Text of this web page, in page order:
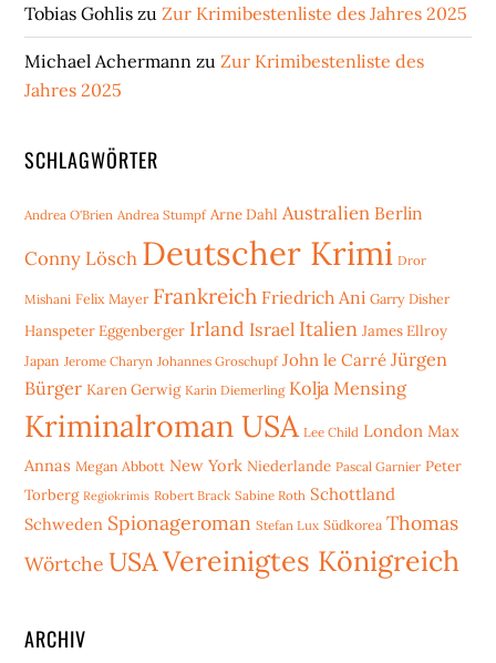
Tobias Gohlis zuZur Krimibestenliste des Jahres 2025
Michael Achermann zuZur Krimibestenliste des
Jahres 2025
SCHLAGWÖRTER
Andrea O'Brien Andrea Stumpf Arne Dahl Australien Berlin
Conny Lösch Deutscher Krimi Dror
Mishani Felix Mayer Frankreich Friedrich Ani Garry Disher
Hanspeter Eggenberger Irland Israel Italien James Ellroy
Japan Jerome Charyn Johannes Groschupf John le Carré Jürgen
Bürger Karen Gerwig Karin Diemerling Kolja Mensing
Kriminalroman USA Lee Child London Max
Annas Megan Abbott New York Niederlande Pascal Garnier Peter
Torberg Regiokrimis Robert Brack Sabine Roth Schottland
Schweden Spionageroman Stefan Lux Südkorea Thomas
Wörtche USAVereinigtes Königreich
ARCHIV